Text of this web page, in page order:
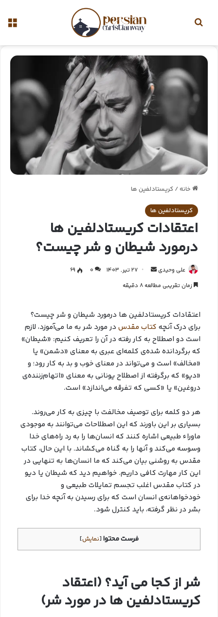
خانه/ کریستادلفین ها
کریستادلفین ها
اعتقادات کریستادلفین ها
درمورد شیطان و شر چیست؟
علی وحیدی 27 تیر, 1403 0
69
زمان تقریبی مطالعه 8 دقیقه
اعتقادات کریستادلفین ها درمورد شیطان و شر چیست؟
برای درک آنچه کتاب مقدس در مورد شر به ما می‌آموزد، لازم
است دو اصطلاح به کار رفته در آن را تعریف کنیم: «شیطان»
که برگردانده شده‌ی کلمه‌ای عبری به معنای «دشمن» یا
«مخالف» است و می‌تواند در معنای خوب و بد به کار رود؛ و
«دیو» که برگرفته از اصطلاح یونانی به معنای «اتهام‌زننده‌ی
دروغین» یا «کسی که تفرقه می‌اندازد» است.
هر دو کلمه برای توصیف مخالفت با چیزی به کار می‌روند.
بسیاری بر این باورند که این اصطلاحات می‌توانند به موجودی
ماوراء طبیعی اشاره کنند که انسان‌ها را به رد راه‌های خدا
وسوسه می‌کند و آنها را به گناه می‌کشاند. با این حال، کتاب
مقدس به روشنی بیان می‌کند که ما انسان‌ها به تنهایی در
این کار مهارت کافی داریم. خواهیم دید که شیطان یا دیو
در کتاب مقدس اغلب تجسم تمایلات طبیعی و
خودخواهانه‌ی انسان است که برای رسیدن به آنچه خدا برای
بشر در نظر گرفته، باید کنترل شود.
فرست محتوا [نمایش]
شر از کجا می آید؟ (اعتقاد
کریستادلفین ها در مورد شر)